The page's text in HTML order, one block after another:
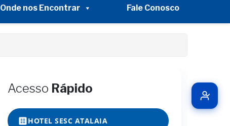
Onde nos Encontrar Fale Conosco
Acesso Rápido
HOTEL SESC ATALAIA